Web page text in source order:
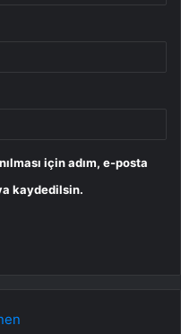
için adım, e-posta
kaydedilsin.